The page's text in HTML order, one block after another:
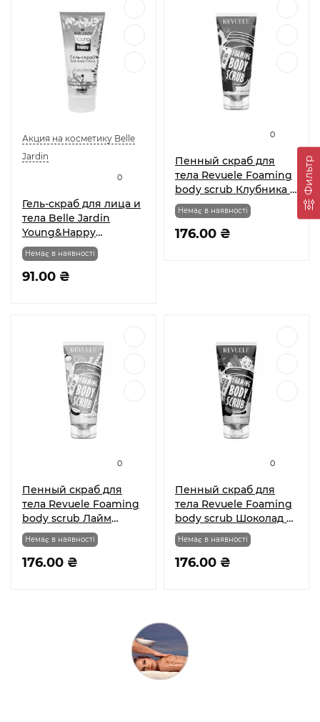
Фильтр
0
Акция на косметику Belle
Jardin
Гель-скраб для лица и
тела Belle Jardin
Young&Happy
контроль над жирным
блеском 200 мл
91.00 ₴
Немає в наявності
0
Пенный скраб для
тела Revuele Foaming
body scrub Клубника и
Чиа 200 мл
176.00 ₴
Немає в наявності
0
Пенный скраб для
тела Revuele Foaming
body scrub Лайм
Кокос и Мята 200 мл
176.00 ₴
Немає в наявності
0
Пенный скраб для
тела Revuele Foaming
body scrub Шоколад и
Корица 200 мл
176.00 ₴
Немає в наявності